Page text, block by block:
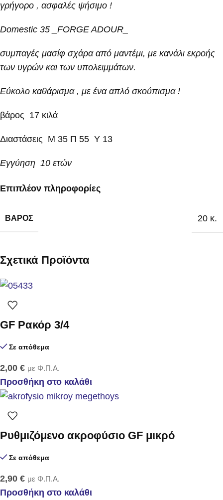
γρήγορο , ασφαλές ψήσιμο !
Domestic 35 _FORGE ADOUR_
συμπαγές μασίφ σχάρα από μαντέμι, με κανάλι εκροής
των υγρών και των υπολειμμάτων.
Εύκολο καθάρισμα , με ένα απλό σκούπισμα !
βάρος 17 κιλά
Διαστάσεις Μ 35 Π 55 Υ 13
Εγγύηση 10 ετών
Επιπλέον πληροφορίες
ΒΆΡΟΣ 20 κ.
Σχετικά Προϊόντα
GF Ρακόρ 3/4
Σε απόθεμα
2,00 € με Φ.Π.Α.
Προσθήκη στο καλάθι
Ρυθμιζόμενο ακροφύσιο GF μικρό
Σε απόθεμα
2,90 € με Φ.Π.Α.
Προσθήκη στο καλάθι